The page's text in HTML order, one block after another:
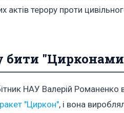
актів терору проти
бити
НАУ Валерій
"Циркон", і вона